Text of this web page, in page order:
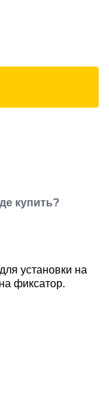
купить?
установки на
фиксатор.